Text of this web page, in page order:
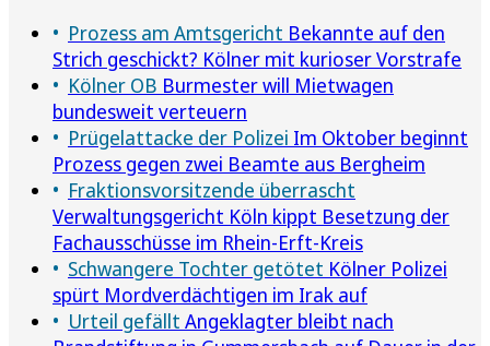
Prozess am Amtsgericht Bekannte auf den
Strich geschickt? Kölner mit kurioser Vorstrafe
Kölner OB Burmester will Mietwagen
bundesweit verteuern
Prügelattacke der Polizei Im Oktober beginnt
Prozess gegen zwei Beamte aus Bergheim
Fraktionsvorsitzende überrascht
Verwaltungsgericht Köln kippt Besetzung der
Fachausschüsse im Rhein-Erft-Kreis
Schwangere Tochter getötet Kölner Polizei
spürt Mordverdächtigen im Irak auf
Urteil gefällt Angeklagter bleibt nach